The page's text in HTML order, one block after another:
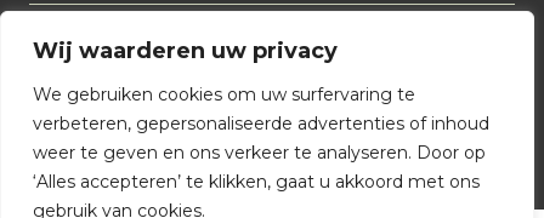
Wij waarderen uw privacy
We gebruiken cookies om uw surfervaring te
verbeteren, gepersonaliseerde advertenties of inhoud
weer te geven en ons verkeer te analyseren. Door op
‘Alles accepteren’ te klikken, gaat u akkoord met ons
gebruik van cookies.
Volg ons